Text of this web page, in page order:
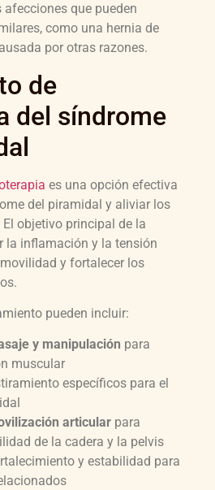
que pueden
como una hernia de
por otras razones.
de
del síndrome
es una opción efectiva
del piramidal y aliviar los
objetivo principal de la
la inflamación y la tensión
y fortalecer los
pueden incluir:
y manipulación para
muscular
específicos para el
articularpara
de la cadera y la pelvis
y estabilidad para